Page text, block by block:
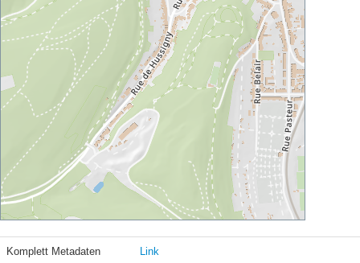
Komplett Metadaten Link